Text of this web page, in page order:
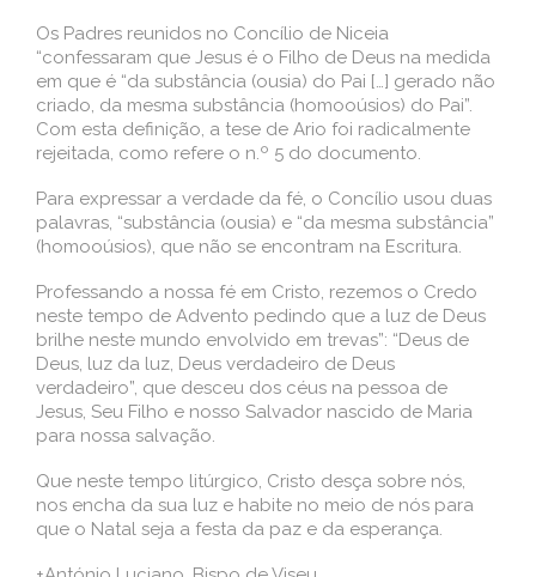
Os Padres reunidos no Concílio de Niceia
“confessaram que Jesus é o Filho de Deus na medida
em que é “da substância (ousia) do Pai […] gerado não
criado, da mesma substância (homooúsios) do Pai”.
Com esta definição, a tese de Ario foi radicalmente
rejeitada, como refere o n.º 5 do documento.
Para expressar a verdade da fé, o Concílio usou duas
palavras, “substância (ousia) e “da mesma substância”
(homooúsios), que não se encontram na Escritura.
Professando a nossa fé em Cristo, rezemos o Credo
neste tempo de Advento pedindo que a luz de Deus
brilhe neste mundo envolvido em trevas”: “Deus de
Deus, luz da luz, Deus verdadeiro de Deus
verdadeiro”, que desceu dos céus na pessoa de
Jesus, Seu Filho e nosso Salvador nascido de Maria
para nossa salvação.
Que neste tempo litúrgico, Cristo desça sobre nós,
nos encha da sua luz e habite no meio de nós para
que o Natal seja a festa da paz e da esperança.